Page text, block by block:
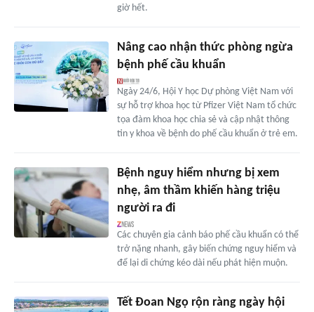
giờ hết.
Nâng cao nhận thức phòng ngừa
bệnh phế cầu khuẩn
Ngày 24/6, Hội Y học Dự phòng Việt Nam với
sự hỗ trợ khoa học từ Pfizer Việt Nam tổ chức
tọa đàm khoa học chia sẻ và cập nhật thông
tin y khoa về bệnh do phế cầu khuẩn ở trẻ em.
Bệnh nguy hiểm nhưng bị xem
nhẹ, âm thầm khiến hàng triệu
người ra đi
Các chuyên gia cảnh báo phế cầu khuẩn có thể
trở nặng nhanh, gây biến chứng nguy hiểm và
để lại di chứng kéo dài nếu phát hiện muộn.
Tết Đoan Ngọ rộn ràng ngày hội